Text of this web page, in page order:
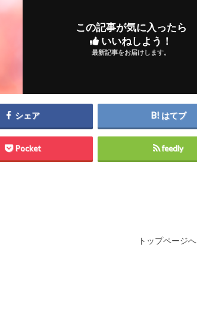
この記事が気に入ったら
いいねしよう！
最新記事をお届けします。
シェア はてブ
Pocket feedly
トップページへ